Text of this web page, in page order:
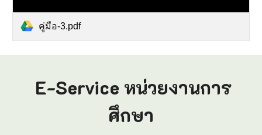
คู่มือ-3.pdf
E-Service หน่วยงานการ
ศึกษา